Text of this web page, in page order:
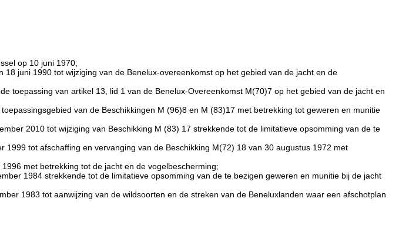
op 10 juni 1970;
juni 1990 tot wijziging van de Benelux-overeenkomst op het gebied van de jacht en de
toepassing van artikel 13, lid 1 van de Benelux-Overeenkomst M(70)7 op het gebied van de jacht en
van de Beschikkingen M (96)8 en M (83)17 met betrekking tot geweren en munitie
2010 tot wijziging van Beschikking M (83) 17 strekkende tot de limitatieve opsomming van de te
tot afschaffing en vervanging van de Beschikking M(72) 18 van 30 augustus 1972 met
met betrekking tot de jacht en de vogelbescherming;
1984 strekkende tot de limitatieve opsomming van de te bezigen geweren en munitie bij de jacht
1983 tot aanwijzing van de wildsoorten en de streken van de Beneluxlanden waar een afschotplan